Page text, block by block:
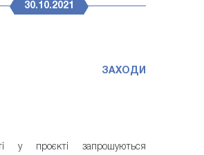
30.10.2021
ЗАХОДИ
у проєкті запрошуються